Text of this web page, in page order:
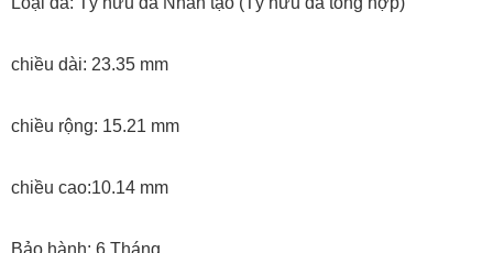
chiều dài: 23.35 mm
chiều rộng: 15.21 mm
chiều cao:10.14 mm
Bảo hành: 6 Tháng